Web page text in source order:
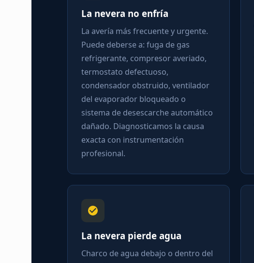
La nevera no enfría
La avería más frecuente y urgente.
Puede deberse a: fuga de gas
refrigerante, compresor averiado,
termostato defectuoso,
condensador obstruido, ventilador
del evaporador bloqueado o
sistema de desescarche automático
dañado. Diagnosticamos la causa
exacta con instrumentación
profesional.
La nevera pierde agua
Charco de agua debajo o dentro del